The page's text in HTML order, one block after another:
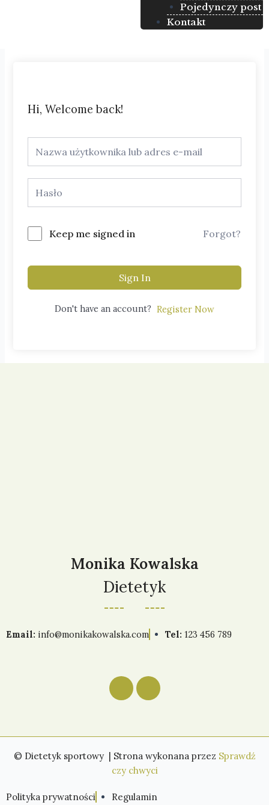
Pojedynczy post
Kontakt
Hi, Welcome back!
Keep me signed in Forgot?
Sign In
Don't have an account? Register Now
Monika Kowalska
Dietetyk
Email: info@monikakowalska.com Tel: 123 456 789
F
c
o
k
I
s
g
a
m
© Dietetyk sportowy | Strona wykonana przez Sprawdź
czy chwyci
Polityka prywatności Regulamin